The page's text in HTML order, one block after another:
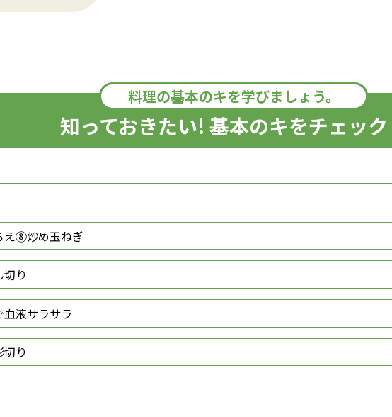
料理の基本のキを学びましょう。
知っておきたい! 基本のキをチェッ
え⑧炒め玉ねぎ
り
液サラサラ
り